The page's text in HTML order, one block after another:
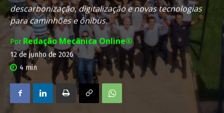
descarbonização, digitalização e novas tecnologias
para caminhões e ônibus.
Por Redação Mecânica Online®
12 de junho de 2026
4 min